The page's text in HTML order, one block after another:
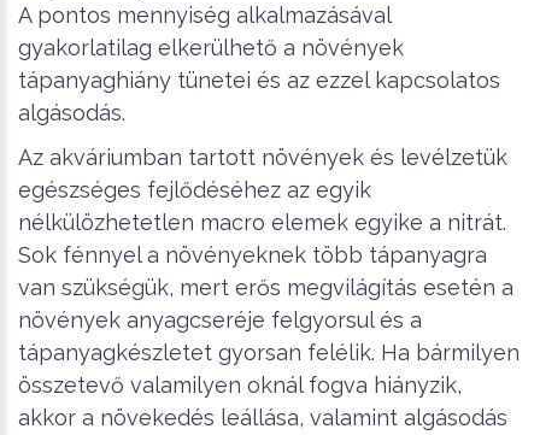
A pontos mennyiség alkalmazásával
gyakorlatilag elkerülhető a növények
tápanyaghiány tünetei és az ezzel kapcsolatos
algásodás.
Az akváriumban tartott növények és levélzetük
egészséges fejlődéséhez az egyik
nélkülözhetetlen macro elemek egyike a nitrát.
Sok fénnyel a növényeknek több tápanyagra
van szükségük, mert erős megvilágítás esetén a
növények anyagcseréje felgyorsul és a
tápanyagkészletet gyorsan felélik. Ha bármilyen
összetevő valamilyen oknál fogva hiányzik,
akkor a növekedés leállása, valamint algásodás